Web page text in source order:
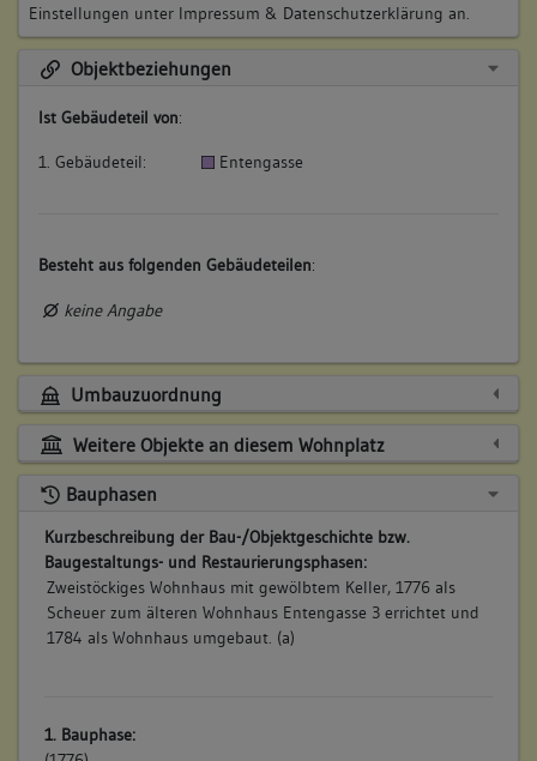
Einstellungen unter Impressum & Datenschutzerklärung an.
Objektbeziehungen
Ist Gebäudeteil von:
1. Gebäudeteil: Entengasse
Besteht aus folgenden Gebäudeteilen:
keine Angabe
Umbauzuordnung
Weitere Objekte an diesem Wohnplatz
Bauphasen
Kurzbeschreibung der Bau-/Objektgeschichte bzw.
Baugestaltungs- und Restaurierungsphasen:
Zweistöckiges Wohnhaus mit gewölbtem Keller, 1776 als
Scheuer zum älteren Wohnhaus Entengasse 3 errichtet und
1784 als Wohnhaus umgebaut. (a)
1. Bauphase: